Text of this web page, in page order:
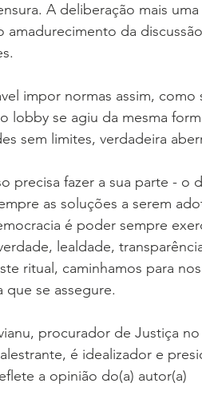
A deliberação mais
amadurecimento da
impor normas assim,
lobby se agiu da mesma
sem limites, verdadeira
precisa fazer a sua parte -
as soluções a serem
é poder sempre
lealdade,
ritual, caminhamos para
que se assegure.
procurador de Justiça
é idealizador e
a opinião do(a) autor(a)